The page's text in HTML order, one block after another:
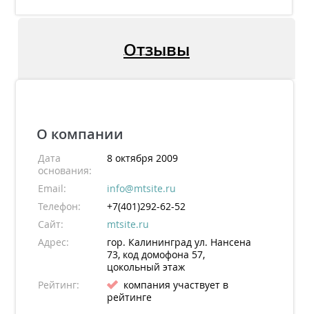
Отзывы
О компании
Дата
основания:
8 октября 2009
Email:
info@mtsite.ru
Телефон:
+7(401)292-62-52
Сайт:
mtsite.ru
Адрес:
гор. Калининград ул. Нансена
73, код домофона 57,
цокольный этаж
Рейтинг:
компания участвует в
рейтинге